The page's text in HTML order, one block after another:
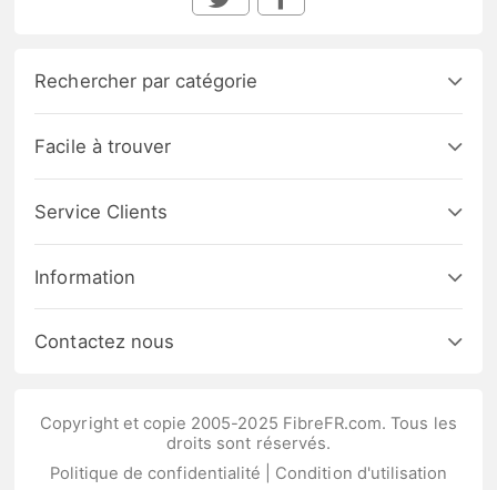
Rechercher par catégorie
Facile à trouver
Service Clients
Information
Contactez nous
Copyright et copie 2005-2025 FibreFR.com. Tous les
droits sont réservés.
Politique de confidentialité
Condition d'utilisation